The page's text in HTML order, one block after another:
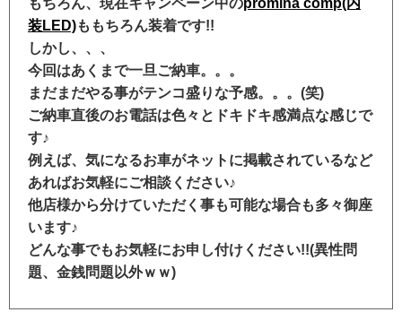
もちろん、現在キャンペーン中のpromina comp(内
装LED)ももちろん装着です!!
しかし、、、
今回はあくまで一旦ご納車。。。
まだまだやる事がテンコ盛りな予感。。。(笑)
ご納車直後のお電話は色々とドキドキ感満点な感じで
す♪
例えば、気になるお車がネットに掲載されているなど
あればお気軽にご相談ください♪
他店様から分けていただく事も可能な場合も多々御座
います♪
どんな事でもお気軽にお申し付けください!!(異性問
題、金銭問題以外ｗｗ)